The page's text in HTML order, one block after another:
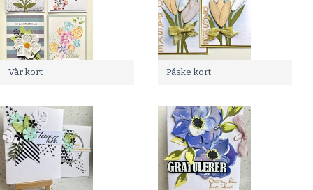
Vår kort Påske kort